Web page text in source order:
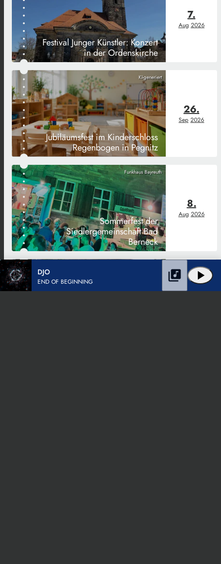
Festival Junger Künstler: Konzert
in der Ordenskirche
7.
Aug 2026
KI-generiert
Jubiläumsfest im Kinderschloss
Regenbogen in Pegnitz
26.
Sep 2026
Funkhaus Bayreuth
Sommerfest der
Siedlergemeinschaft Bad
Berneck
8.
Aug 2026
DJO
END OF BEGINNING play_arrow
library_music